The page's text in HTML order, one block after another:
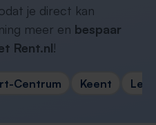
je direct kan
meer en bespaar
Rent.nl!
Centrum Keent